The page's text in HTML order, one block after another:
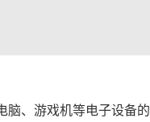
脑、游戏机等电子设备